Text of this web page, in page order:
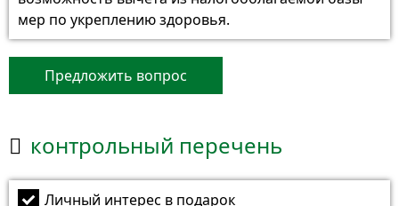
мер по укреплению здоровья.
Предложить вопрос
 контрольный перечень
Личный интерес в подарок